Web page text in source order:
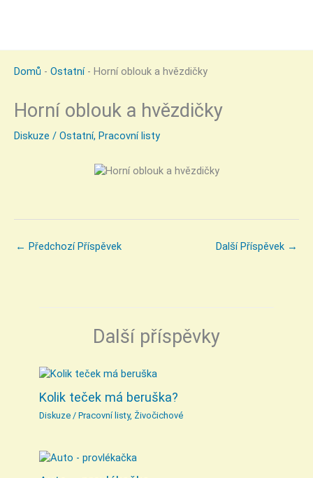
Domů - Ostatní- Horní oblouk a hvězdičky
Horní oblouk a hvězdičky
Diskuze / Ostatní, Pracovní listy
← Předchozí Příspěvek Další Příspěvek →
Další příspěvky
Kolik teček má beruška?
Diskuze /Pracovní listy, Živočichové